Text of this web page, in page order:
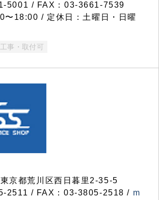
5001 / FAX：03-3661-7539
〜18:00 / 定休日：土曜日・日曜
工事・取付可
京都荒川区西日暮里2-35-5
2511 / FAX：03-3805-2518 / m